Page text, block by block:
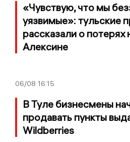
«Чувствую, что мы
уязвимые»: тульские
рассказали о потерях
Алексине
06/08 16:15
В Туле бизнесмены
продавать пункты
Wildberries